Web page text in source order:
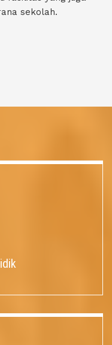
sekolah.